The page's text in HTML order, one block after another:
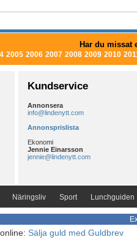
Har du missat
2005 2006 2007 2008 2009 2010
Kundservice
Annonsera
info@lindenytt.com
Annonsprislista
Ekonomi
Jennie Einarsson
jennie@lindenytt.com
Näringsliv Sport Lunchguiden
Sälja guld med Guldbrev